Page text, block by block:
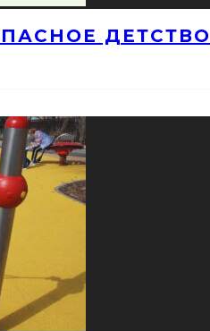
ДЕТСТВО